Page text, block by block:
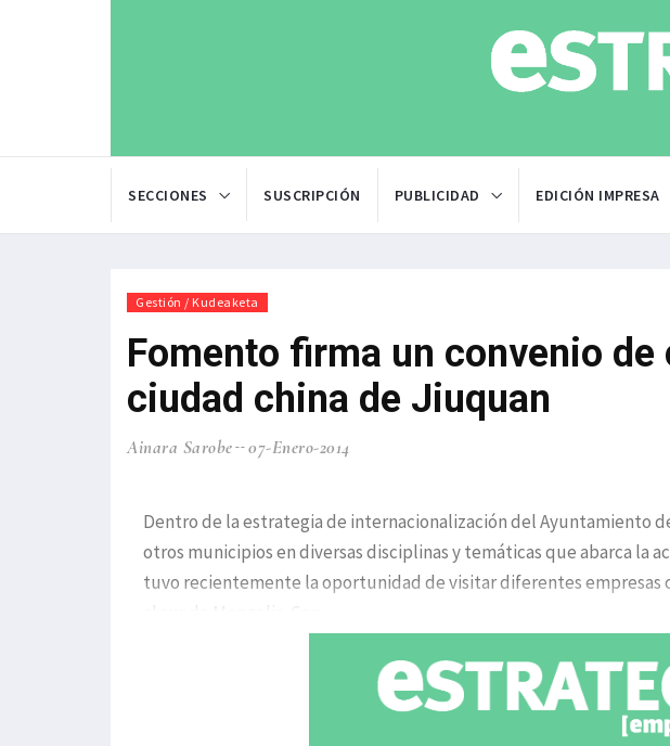
SECCIONES SUSCRIPCIÓN PUBLICIDAD EDICIÓN IMPRESA
Gestión / Kudeaketa
Fomento firma un convenio
ciudad china de Jiuquan
Ainara Sarobe 07-Enero-2014
Dentro de la estrategia de internacionalización del Ayuntamiento
otros municipios en diversas disciplinas y temáticas que abarca la
tuvo recientemente la oportunidad de visitar diferentes empresas
al sur de Mongolia. Con